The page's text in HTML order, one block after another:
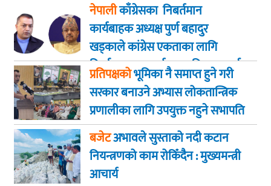
नेपालीकाँग्रेसका निबर्तमान
कार्यबाहक अध्यक्ष पुर्ण बहादुर
खड्काले कांग्रेस एकताका लागि
निर्णायक पहल गर्न सभापति थापालाई
आग्रह
प्रतिपक्षकोभूमिका नै समाप्त हुने गरी
सरकार बनाउने अभ्यास लोकतान्त्रिक
प्रणालीका लागि उपयुक्त नहुने सभापति
गगन कुमार थापा
बजेटअभावले सुस्ताको नदी कटान
नियन्त्रणको काम रोकिँदैन : मुख्यमन्त्री
आचार्य